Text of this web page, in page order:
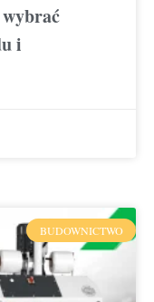
i
BUDOWNICTWO